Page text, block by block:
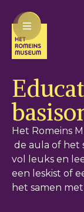
Het Romeins
de aula of het
vol leuks en
een leskist of
het samen met